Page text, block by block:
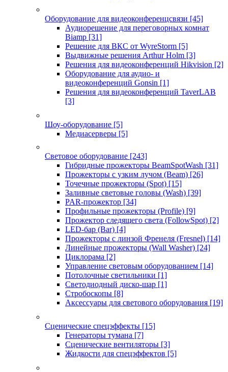
Оборудование для видеоконференцсвязи [45]
Аудиорешение для переговорных комнат
Biamp [31]
Решение для ВКС от WyreStorm [5]
Выдвижные решения Arthur Holm [3]
Решения для видеоконференций Hikvision [2]
Оборудование для аудио- и
видеоконференций Gonsin [1]
Решения для видеоконференций TaverLAB
[3]
Шоу-оборудование [5]
Медиасерверы [5]
Световое оборудование [243]
Гибридные прожекторы BeamSpotWash [31]
Прожекторы с узким лучом (Beam) [26]
Точечные прожекторы (Spot) [15]
Заливные световые головы (Wash) [39]
PAR-прожектор [34]
Профильные прожекторы (Profile) [9]
Прожектор следящего света (FollowSpot) [2]
LED-бар (Bar) [4]
Прожекторы с линзой Френеля (Fresnel) [14]
Линейные прожекторы (Wall Washer) [24]
Циклорама [2]
Управление световым оборудованием [14]
Потолочные светильники [1]
Светодиодный диско-шар [1]
Стробоскопы [8]
Аксессуары для светового оборудования [19]
Сценические спецэффекты [15]
Генераторы тумана [7]
Сценические вентиляторы [3]
Жидкости для спецэффектов [5]